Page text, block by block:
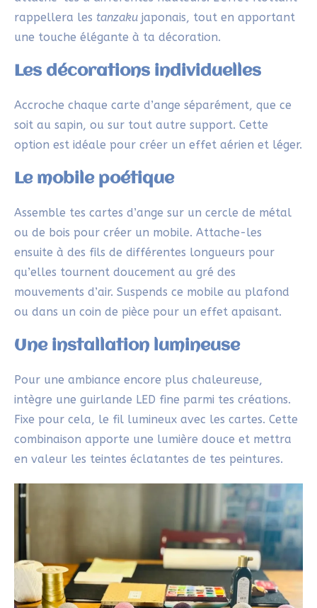
option est idéale pour créer un effet aérien et léger.
Le mobile poétique
ou de bois pour créer un mobile. Attache-les
ensuite à des fils de différentes longueurs pour
qu’elles tournent doucement au gré des
mouvements d’air. Suspends ce mobile au plafond
Une installation lumineuse
Pour une ambiance encore plus chaleureuse,
intègre une guirlande LED fine parmi tes créations.
Fixe pour cela, le fil lumineux avec les cartes. Cette
combinaison apporte une lumière douce et mettra
en valeur les teintes éclatantes de tes peintures.